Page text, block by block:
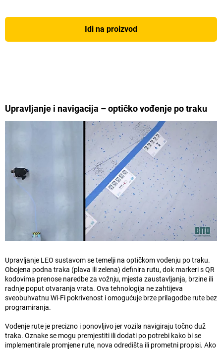
Idi na proizvod
Upravljanje i navigacija – optičko vođenje po traku
Upravljanje LEO sustavom se temelji na optičkom vođenju po traku.
Obojena podna traka (plava ili zelena) definira rutu, dok markeri s QR
kodovima prenose naredbe za vožnju, mjesta zaustavljanja, brzine ili
radnje poput otvaranja vrata. Ova tehnologija ne zahtijeva
sveobuhvatnu Wi-Fi pokrivenost i omogućuje brze prilagodbe rute bez
programiranja.
Vođenje rute je precizno i ponovljivo jer vozila navigiraju točno duž
traka. Oznake se mogu premjestiti ili dodati po potrebi kako bi se
implementirale promjene rute, nova odredišta ili prometni propisi. Ako